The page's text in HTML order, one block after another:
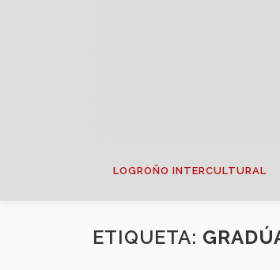
LOGROÑO INTERCULTURAL
ETIQUETA: